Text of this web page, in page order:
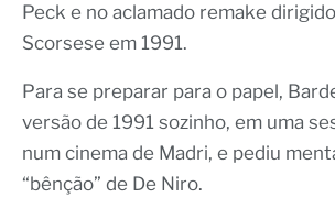
Peck e no aclamado remake
Scorsese em 1991.
Para se preparar para o papel,
versão de 1991 sozinho, em uma
num cinema de Madri, e pediu
“bênção” de De Niro.